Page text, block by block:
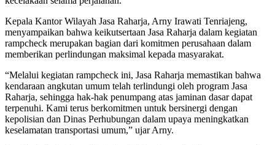
Kepala Kantor Wilayah Jasa Raharja, Arny Irawati Tenriajeng,
menyampaikan bahwa keikutsertaan Jasa Raharja dalam kegiatan
rampcheck merupakan bagian dari komitmen perusahaan dalam
memberikan perlindungan maksimal kepada masyarakat.
“Melalui kegiatan rampcheck ini, Jasa Raharja memastikan bahwa
kendaraan angkutan umum telah terlindungi oleh program Jasa
Raharja, sehingga hak-hak penumpang atas jaminan dasar dapat
terpenuhi. Kami terus berkomitmen untuk bersinergi dengan
kepolisian dan Dinas Perhubungan dalam upaya meningkatkan
keselamatan transportasi umum,” ujar Arny.